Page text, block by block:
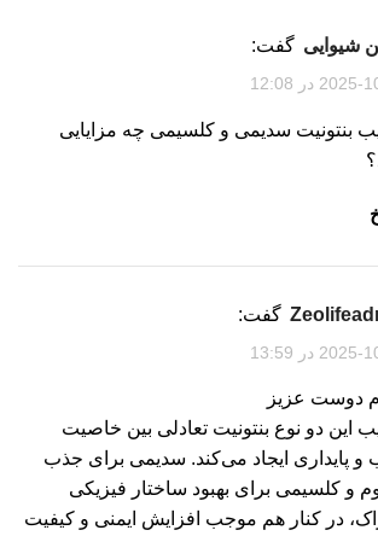
شیوایی گفت:
22 در 12:08
بنتونیت سدیمی و کلسیمی چه مزایایی
گفت:
22 در 13:59
دوست عزیز
این دو نوع بنتونیت تعادلی بین خاصیت
و پایداری ایجاد می‌کند. سدیمی برای جذب
و کلسیمی برای بهبود ساختار فیزیکی
در کنار هم موجب افزایش ایمنی و کیفیت